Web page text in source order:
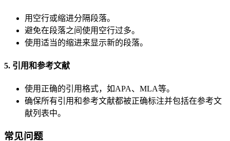
用空行或缩进分隔段落。
避免在段落之间使用空行过多。
使用适当的缩进来显示新的段落。
5. 引用和参考文献
使用正确的引用格式，如APA、MLA等。
确保所有引用和参考文献都被正确标注并包括在参考文
献列表中。
常见问题